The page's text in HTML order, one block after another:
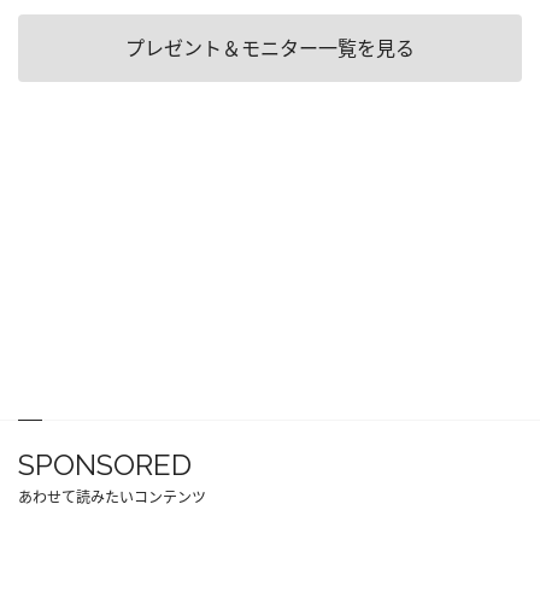
プレゼント＆モニター一覧を見る
SPONSORED
あわせて読みたいコンテンツ